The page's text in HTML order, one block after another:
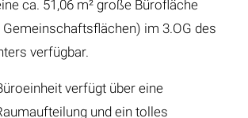
ca. 51,06 m² große Bürofläche
im 3.OG des
verfügbar.
verfügt über eine
und ein tolles